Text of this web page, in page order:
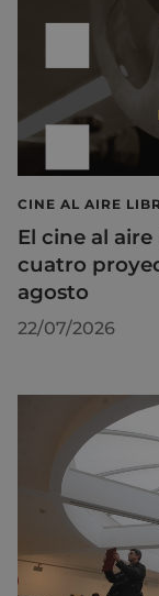
CINE AL AIRE
El cine al
cuatro
agosto
22/07/2026